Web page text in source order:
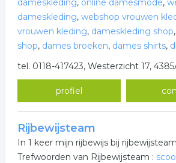
dameskleding, online damesmode,
dameskleding, webshop vrouwen
vrouwen kleding, dameskleding shop,
shop, dames broeken, dames shirts,
tel. 0118-417423, Westerzicht 17,
profiel
Rijbewijsteam
In 1 keer mijn rijbewijs bij
Trefwoorden van Rijbewijsteam :